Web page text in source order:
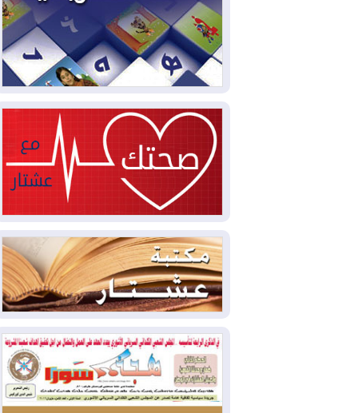
2026-08-03العجز والاقتراض يطوقان
المالية العراقية.. اقتراض يتجاوز 3 تريليونات
دينار!
2026-08-03كوبا تغرق في الظلام مجددا
2026-08-03
أوامر بإجلاء 60 ألف شخص
بسبب الحرائق في ولاية واشنطن
2026-08-02
مشروع "حسابي" يُمهل
الموظفين حتى نهاية أغسطس لاستلام
بطاقاتهم المصرفية
2026-08-02دمشق وعمّان تحذران بغداد:
أي هجوم من أراضي العراق سيواجه برد
2026-08-02ترامب: الولايات المتحدة
وإسرائيل تعلقان شن ضربات على إيران
2026-08-01
تقرير: الولايات المتحدة تسحب
منظومة باتريوت الدفاعية من أربيل